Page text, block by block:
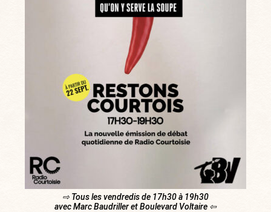
⇨ Tous les vendredis de 17h30 à 19h30
avec Marc Baudriller et Boulevard Voltaire ⇦